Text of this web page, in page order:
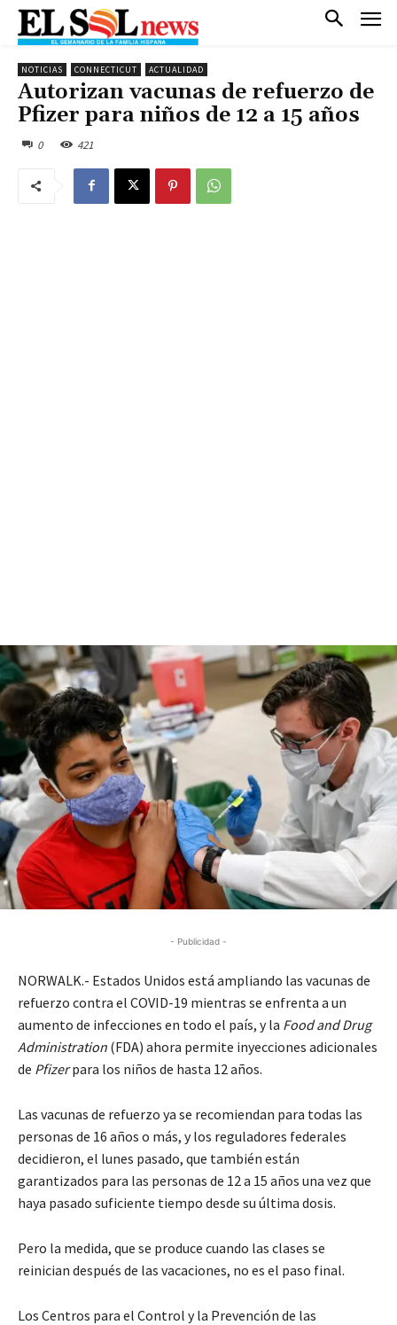
NOTICIAS CONNECTICUT ACTUALIDAD
Autorizan vacunas de refuerzo de
Pfizer para niños de 12 a 15 años
0 421
- Publicidad -
NORWALK.- Estados Unidos está ampliando las vacunas de
refuerzo contra el COVID-19 mientras se enfrenta a un
aumento de infecciones en todo el país, y la Food and Drug
Administration (FDA) ahora permite inyecciones adicionales
de Pfizerpara los niños de hasta 12 años.
Las vacunas de refuerzo ya se recomiendan para todas las
personas de 16 años o más, y los reguladores federales
decidieron, el lunes pasado, que también están
garantizados para las personas de 12 a 15 años una vez que
haya pasado suficiente tiempo desde su última dosis.
Pero la medida, que se produce cuando las clases se
reinician después de las vacaciones, no es el paso final.
Los Centros para el Control y la Prevención de las